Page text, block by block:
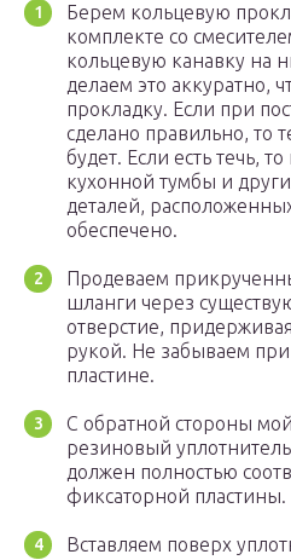
Берем кольцевую
комплекте со
кольцевую канавку на
делаем это аккуратно,
прокладку. Если при
сделано правильно, то
будет. Если есть течь,
кухонной тумбы и
деталей,
обеспечено.
Продеваем
шланги через
отверстие,
рукой. Не забываем
пластине.
С обратной стороны
резиновый
должен полностью
фиксаторной пластины.
Вставляем поверх